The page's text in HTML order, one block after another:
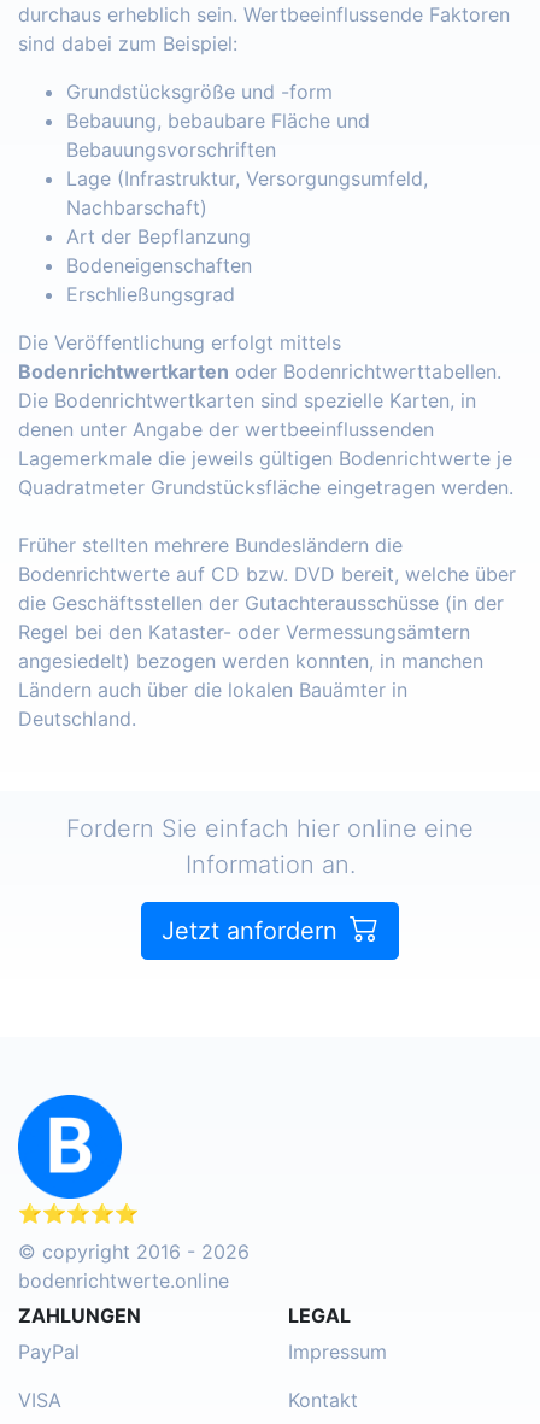
durchaus erheblich sein. Wertbeeinflussende Faktoren
sind dabei zum Beispiel:
Grundstücksgröße und -form
Bebauung, bebaubare Fläche und
Bebauungsvorschriften
Lage (Infrastruktur, Versorgungsumfeld,
Nachbarschaft)
Art der Bepflanzung
Bodeneigenschaften
Erschließungsgrad
Die Veröffentlichung erfolgt mittels
Bodenrichtwertkarten oder Bodenrichtwerttabellen.
Die Bodenrichtwertkarten sind spezielle Karten, in
denen unter Angabe der wertbeeinflussenden
Lagemerkmale die jeweils gültigen Bodenrichtwerte je
Quadratmeter Grundstücksfläche eingetragen werden.
Früher stellten mehrere Bundesländern die
Bodenrichtwerte auf CD bzw. DVD bereit, welche über
die Geschäftsstellen der Gutachterausschüsse (in der
Regel bei den Kataster- oder Vermessungsämtern
angesiedelt) bezogen werden konnten, in manchen
Ländern auch über die lokalen Bauämter in
Deutschland.
Fordern Sie einfach hier online eine
Information an.
Jetzt anfordern
⭐⭐⭐⭐⭐
© copyright 2016 - 2026
bodenrichtwerte.online
ZAHLUNGEN
PayPal
VISA
LEGAL
Impressum
Kontakt